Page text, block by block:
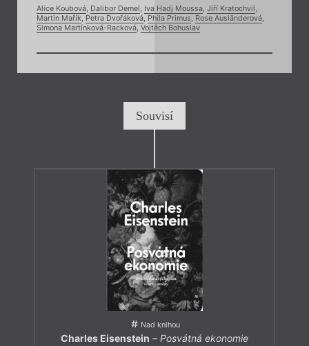
Alice Koubová, Dalibor Demel, Iva Hadj Moussa, Jiří Kratochvil,
Martin Mařík, Petra Dvořáková, Phila Primus, Rose Ausländerová,
Simona Martínková-Racková, Vojtěch Bohuslav
Souvisí
Nad knihou
Charles Eisenstein – Posvátná ekonomie